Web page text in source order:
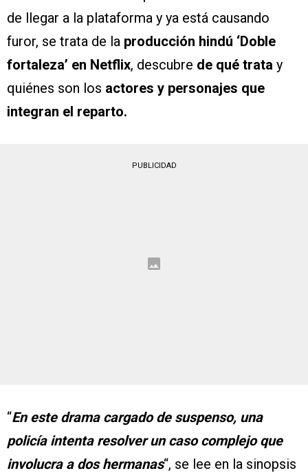
de llegar a la plataforma y ya está causando
furor, se trata de la producción hindú ‘Doble
fortaleza’ en Netflix, descubre de qué trata y
quiénes son los actores y personajes que
integran el reparto.
PUBLICIDAD
“En este drama cargado de suspenso, una
policía intenta resolver un caso complejo que
involucra a dos hermanas“, se lee en la sinopsis